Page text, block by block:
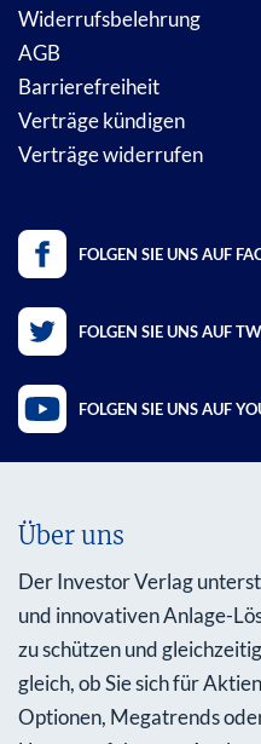
Widerrufsbelehrung
AGB
Barrierefreiheit
Verträge kündigen
Verträge widerrufen
FOLGEN SIE UNS AUF
FOLGEN SIE UNS AUF
FOLGEN SIE UNS AUF
Über uns
Der Investor Verlag
und innovativen Anlage-
zu schützen und
gleich, ob Sie sich für
Optionen, Megatrends